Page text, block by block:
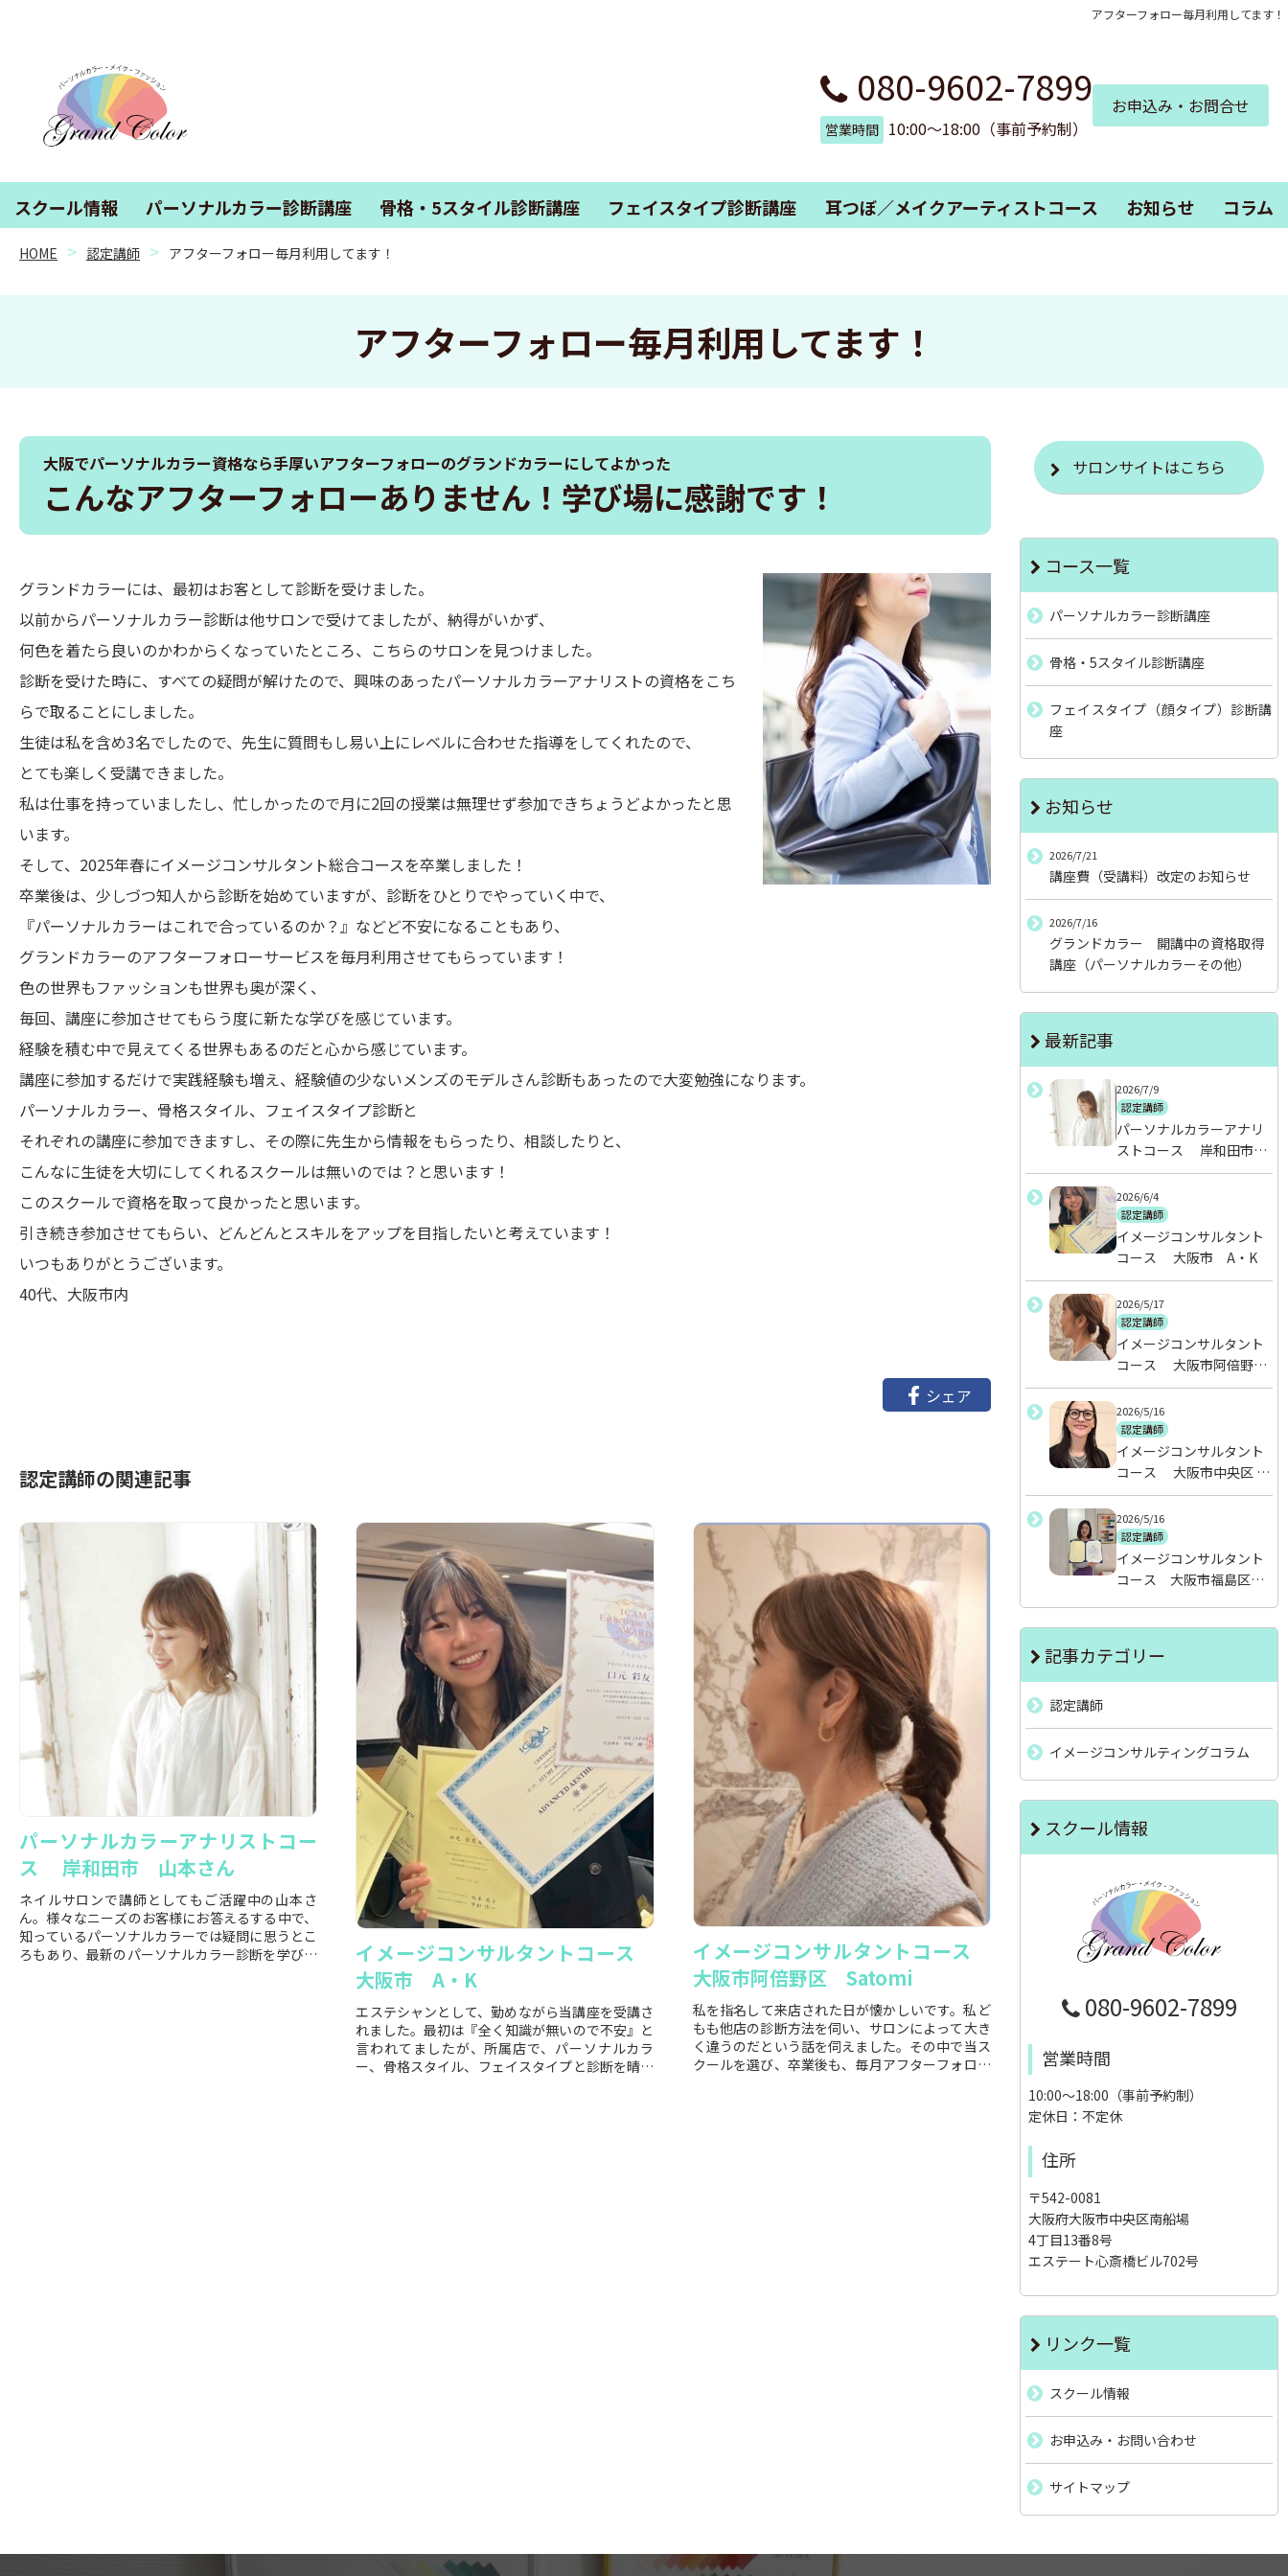
アフターフォロー毎月利用してます！
080-9602-7899
営業時間 10:00～18:00（事前予約制）
お申込み・お問合せ
スクール情報 パーソナルカラー診断講座 骨格・5スタイル診断講座 フェイスタイプ診断講座 耳つぼ／メイクアーティストコース お知らせ コラム
アフターフォロー毎月利用してます！
HOME 認定講師 アフターフォロー毎月利用してます！
大阪でパーソナルカラー資格なら手厚いアフターフォローのグランドカラーにしてよかった
こんなアフターフォローありません！学び場に感謝です！
グランドカラーには、最初はお客として診断を受けました。
以前からパーソナルカラー診断は他サロンで受けてましたが、納得がいかず、
何色を着たら良いのかわからくなっていたところ、こちらのサロンを見つけました。
診断を受けた時に、すべての疑問が解けたので、興味のあったパーソナルカラーアナリストの資格をこち
らで取ることにしました。
生徒は私を含め3名でしたので、先生に質問もし易い上にレベルに合わせた指導をしてくれたので、
とても楽しく受講できました。
私は仕事を持っていましたし、忙しかったので月に2回の授業は無理せず参加できちょうどよかったと思
います。
そして、2025年春にイメージコンサルタント総合コースを卒業しました！
卒業後は、少しづつ知人から診断を始めていますが、診断をひとりでやっていく中で、
『パーソナルカラーはこれで合っているのか？』などど不安になることもあり、
グランドカラーのアフターフォローサービスを毎月利用させてもらっています！
色の世界もファッションも世界も奥が深く、
毎回、講座に参加させてもらう度に新たな学びを感じています。
経験を積む中で見えてくる世界もあるのだと心から感じています。
講座に参加するだけで実践経験も増え、経験値の少ないメンズのモデルさん診断もあったので大変勉強になります。
パーソナルカラー、骨格スタイル、フェイスタイプ診断と
それぞれの講座に参加できますし、その際に先生から情報をもらったり、相談したりと、
こんなに生徒を大切にしてくれるスクールは無いのでは？と思います！
このスクールで資格を取って良かったと思います。
引き続き参加させてもらい、どんどんとスキルをアップを目指したいと考えています！
いつもありがとうございます。
40代、大阪市内
シェア
認定講師の関連記事
パーソナルカラーアナリストコー
ス 岸和田市 山本さん
ネイルサロンで講師としてもご活躍中の山本さ
ん。様々なニーズのお客様にお答えるする中で、
知っているパーソナルカラーでは疑問に思うとこ
ろもあり、最新のパーソナルカラー診断を学びた
イメージコンサルタントコース
大阪市 A・K
エステシャンとして、勤めながら当講座を受講さ
れました。最初は『全く知識が無いので不安』と
言われてましたが、所属店で、パーソナルカラ
ー、骨格スタイル、フェイスタイプと診断を晴れ
イメージコンサルタントコース
大阪市阿倍野区 Satomi
私を指名して来店された日が懐かしいです。私ど
もも他店の診断方法を伺い、サロンによって大き
く違うのだという話を伺えました。その中で当ス
クールを選び、卒業後も、毎月アフターフォロー
サロンサイトはこちら
コース一覧
パーソナルカラー診断講座
骨格・5スタイル診断講座
フェイスタイプ（顔タイプ）診断講
座
お知らせ
2026/7/21
講座費（受講料）改定のお知らせ
2026/7/16
グランドカラー 開講中の資格取得
講座（パーソナルカラーその他）
最新記事
2026/7/9
認定講師
パーソナルカラーアナリ
ストコース 岸和田市
山本さん
2026/6/4
認定講師
イメージコンサルタント
コース 大阪市 A・K
2026/5/17
認定講師
イメージコンサルタント
コース 大阪市阿倍野
区 Satomi
2026/5/16
認定講師
イメージコンサルタント
コース 大阪市中央区
Y.S
2026/5/16
認定講師
イメージコンサルタント
コース 大阪市福島区
記事カテゴリー
認定講師
イメージコンサルティングコラム
スクール情報
080-9602-7899
営業時間
10:00～18:00（事前予約制）
定休日：不定休
住所
〒542-0081
大阪府大阪市中央区南船場
4丁目13番8号
エステート心斎橋ビル702号
リンク一覧
スクール情報
お申込み・お問い合わせ
サイトマップ